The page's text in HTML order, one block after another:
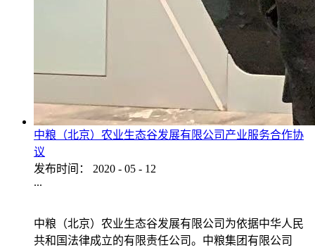
中粮（北京）农业生态谷发展有限公司产业服务合作协
议
发布时间：
2020 - 05 - 12
...
中粮（北京）农业生态谷发展有限公司为依据中华人民
共和国法律成立的有限责任公司。中粮集团有限公司